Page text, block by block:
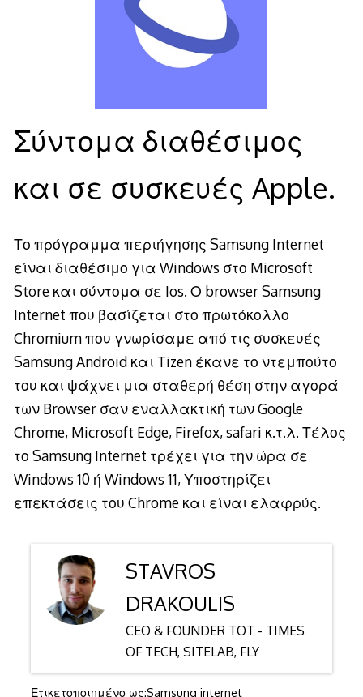
Σύντομα διαθέσιμος
και σε συσκευές Apple.
Το πρόγραμμα περιήγησης Samsung Internet
είναι διαθέσιμο για Windows στο Microsoft
Store και σύντομα σε Ios. Ο browser Samsung
Internet που βασίζεται στο πρωτόκολλο
Chromium που γνωρίσαμε από τις συσκευές
Samsung Android και Tizen έκανε το ντεμπούτο
του και ψάχνει μια σταθερή θέση στην αγορά
των Browser σαν εναλλακτική των Google
Chrome, Microsoft Edge, Firefox, safari κ.τ.λ. Τέλος
το Samsung Internet τρέχει για την ώρα σε
Windows 10 ή Windows 11, Υποστηρίζει
επεκτάσεις του Chrome και είναι ελαφρύς.
STAVROS
DRAKOULIS
CEO & FOUNDER TOT - TIMES
OF TECH, SITELAB, FLY
Ετικετοποιημένο ως:Samsung internet